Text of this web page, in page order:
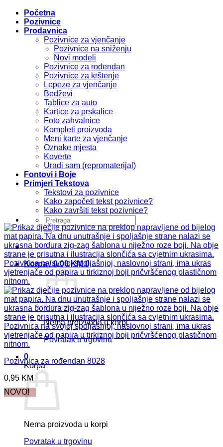
Početna
Pozivnice
Prodavnica
Pozivnice za vjenčanje
Pozivnice na sniženju
Novi modeli
Pozivnice za rođendan
Pozivnice za krštenje
Lepeze za vjenčanje
Bedževi
Tablice za auto
Kartice za prskalice
Foto zahvalnice
Kompleti proizvoda
Meni karte za vjenčanje
Oznake mjesta
Koverte
Uradi sam (repromaterijal)
Fontovi i Boje
Primjeri Tekstova
Tekstovi za pozivnice
Kako započeti tekst pozivnice?
Kako završiti tekst pozivnice?
Pretraži:
Korpa /0,00KM 0
Nema proizvoda u korpi
Povratak u trgovinu
0
Korpa
Nema proizvoda u korpi
Povratak u trgovinu
Pozivnica za rođendan 8028
0,95 KM
NOVO!